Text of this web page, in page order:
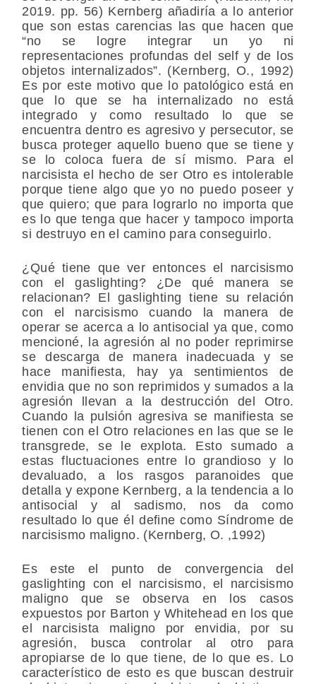
2019. pp. 56) Kernberg añadiría a lo anterior
que son estas carencias las que hacen que
“no se logre integrar un yo ni
representaciones profundas del self y de los
objetos internalizados”. (Kernberg, O., 1992)
Es por este motivo que lo patológico está en
que lo que se ha internalizado no está
integrado y como resultado lo que se
encuentra dentro es agresivo y persecutor, se
busca proteger aquello bueno que se tiene y
se lo coloca fuera de sí mismo. Para el
narcisista el hecho de ser Otro es intolerable
porque tiene algo que yo no puedo poseer y
que quiero; que para lograrlo no importa que
es lo que tenga que hacer y tampoco importa
si destruyo en el camino para conseguirlo.
¿Qué tiene que ver entonces el narcisismo
con el gaslighting? ¿De qué manera se
relacionan? El gaslighting tiene su relación
con el narcisismo cuando la manera de
operar se acerca a lo antisocial ya que, como
mencioné, la agresión al no poder reprimirse
se descarga de manera inadecuada y se
hace manifiesta, hay ya sentimientos de
envidia que no son reprimidos y sumados a la
agresión llevan a la destrucción del Otro.
Cuando la pulsión agresiva se manifiesta se
tienen con el Otro relaciones en las que se le
transgrede, se le explota. Esto sumado a
estas fluctuaciones entre lo grandioso y lo
devaluado, a los rasgos paranoides que
detalla y expone Kernberg, a la tendencia a lo
antisocial y al sadismo, nos da como
resultado lo que él define como Síndrome de
narcisismo maligno. (Kernberg, O. ,1992)
Es este el punto de convergencia del
gaslighting con el narcisismo, el narcisismo
maligno que se observa en los casos
expuestos por Barton y Whitehead en los que
el narcisista maligno por envidia, por su
agresión, busca controlar al otro para
apropiarse de lo que tiene, de lo que es. Lo
característico de esto es que buscan destruir